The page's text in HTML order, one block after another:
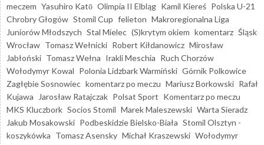
meczem Yasuhiro Katō Olimpia II Elbląg Kamil Kiereś Polska U-21
Chrobry Głogów Stomil Cup felieton Makroregionalna Liga
Juniorów Młodszych Stal Mielec (S)krytym okiem komentarz Śląsk
Wrocław Tomasz Wełnicki Robert Kiłdanowicz Mirosław
Jabłoński Tomasz Wełna Irakli Meschia Ruch Chorzów
Wołodymyr Kowal Polonia Lidzbark Warmiński Górnik Polkowice
Zagłębie Sosnowiec komentarz po meczu Mariusz Borkowski Rafał
Kujawa
Jarosław Ratajczak Polsat Sport Komentarz po meczu
MKS Kluczbork Socios Stomil Marek Maleszewski Warta Sieradz
Jakub Mosakowski Podbeskidzie Bielsko-Biała Stomil Olsztyn -
koszykówka Tomasz Asensky Michał Kraszewski Wołodymyr